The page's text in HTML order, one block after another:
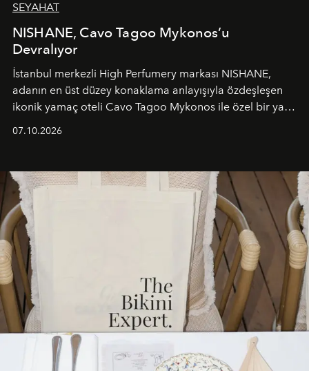
SEYAHAT
NISHANE, Cavo Tagoo Mykonos’u
Devralıyor
İstanbul merkezli High Perfumery markası NISHANE,
adanın en üst düzey konaklama anlayışıyla özdeşleşen
ikonik yamaç oteli Cavo Tagoo Mykonos ile özel bir yaz
buluşturarak markanın Cavo Tagoo’daki varlığını
sürükleyici ve mevsime özel bir deneyime dönüştürüyor.
07.10.2026